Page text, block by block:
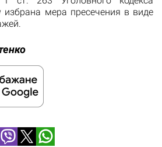
мера пресечения в виде